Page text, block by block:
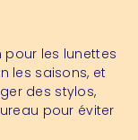
les lunettes
les saisons, et
des stylos,
pour éviter